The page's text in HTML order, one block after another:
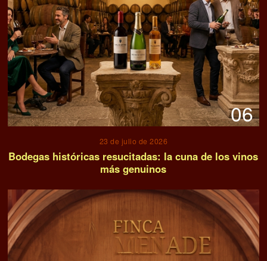
06
23 de julio de 2026
Bodegas históricas resucitadas: la cuna de los vinos
más genuinos